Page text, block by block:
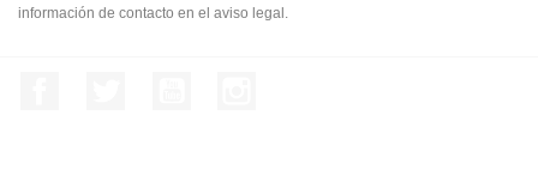
información de contacto en el aviso legal.